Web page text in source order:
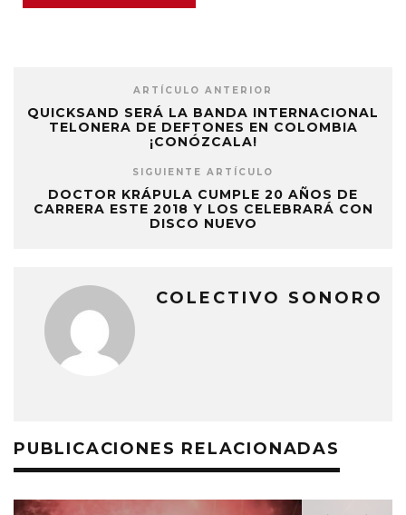
ARTÍCULO ANTERIOR
QUICKSAND SERÁ LA BANDA INTERNACIONAL
TELONERA DE DEFTONES EN COLOMBIA
¡CONÓZCALA!
SIGUIENTE ARTÍCULO
DOCTOR KRÁPULA CUMPLE 20 AÑOS DE
CARRERA ESTE 2018 Y LOS CELEBRARÁ CON
DISCO NUEVO
COLECTIVO SONORO
PUBLICACIONES RELACIONADAS